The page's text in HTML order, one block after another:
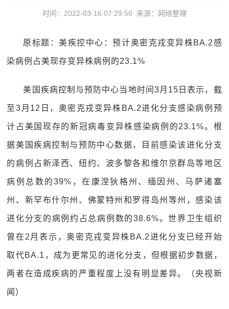
时间：2022-03-16 07:29:50 来源：网络整理
原标题：美疾控中心：预计奥密克戎变异株BA.2感
染病例占美现存变异株病例的23.1%
美国疾病控制与预防中心当地时间3月15日表示，截
至3月12日，奥密克戎变异株BA.2进化分支感染病例预
计占美国现存的新冠病毒变异株感染病例的23.1%。根
据美国疾病控制与预防中心数据，目前感染该进化分支
的病例占新泽西、纽约、波多黎各和维尔京群岛等地区
病例总数的39%，在康涅狄格州、缅因州、马萨诸塞
州、新罕布什尔州、佛蒙特州和罗得岛州等州，感染该
进化分支的病例约占总病例数的38.6%。世界卫生组织
曾在2月表示，奥密克戎变异株BA.2进化分支已经开始
取代BA.1，成为更常见的进化分支，但根据初步数据，
两者在造成疾病的严重程度上没有明显差异。（央视新
闻）